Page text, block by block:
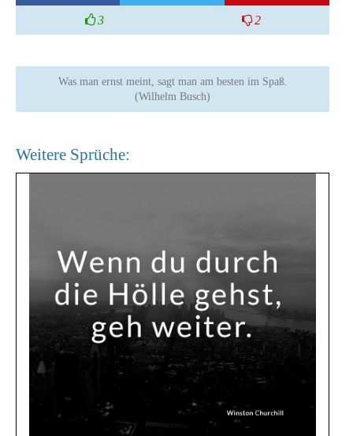
3 2
Was man ernst meint, sagt man am besten im Spaß.
(Wilhelm Busch)
Weitere Sprüche: